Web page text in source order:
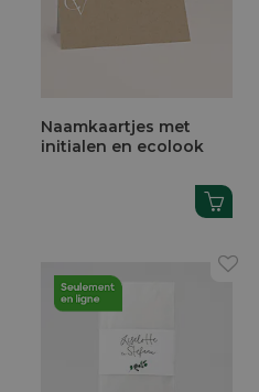
Naamkaartjes met
initialen en ecolook